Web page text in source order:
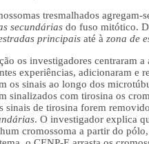
tresmalhados
secundárias do fuso mitótico.
principais até à zona de
os investigadores centraram
experiências, adicionaram
os sinais ao longo dos
sinalizados com tirosina os
sinais de tirosina forem
. O investigador explica
cromossoma a partir do